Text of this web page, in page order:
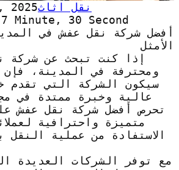
2025نقل اثاث
7 Minute, 30 Second
أفضل شركة نقل عفش في
الأمثل
إذا كنت تبحث عن شركة
ومحترفة في المدينة، فإن
سيكون الشركة التي تقدم
عالية وخبرة ممتدة في
تحرص أفضل شركة نقل عفش
متميزة واحترافية
الاستفادة من عملية النقل
مع توفر الشركات العديدة